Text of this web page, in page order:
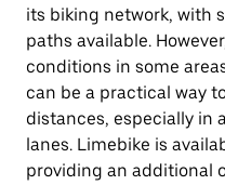
its biking network, with
paths available.
conditions in some
can be a practical way
distances, especially in
lanes. Limebike is
providing an additional